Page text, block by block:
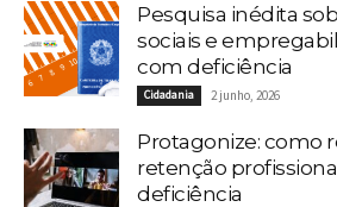
Pesquisa inédita
sociais e
com deficiência
Cidadania 2 junho, 2026
Protagonize: como
retenção
deficiência